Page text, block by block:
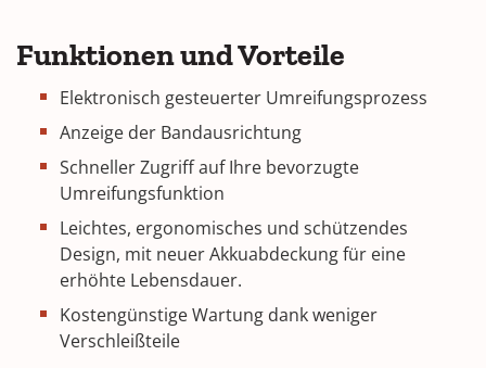
Funktionen und Vorteile
Elektronisch gesteuerter Umreifungsprozess
Anzeige der Bandausrichtung
Schneller Zugriff auf Ihre bevorzugte
Umreifungsfunktion
Leichtes, ergonomisches und schützendes
Design, mit neuer Akkuabdeckung für eine
erhöhte Lebensdauer.
Kostengünstige Wartung dank weniger
Verschleißteile